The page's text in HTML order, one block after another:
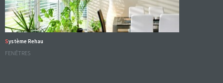
Système Rehau
FENÊTRES